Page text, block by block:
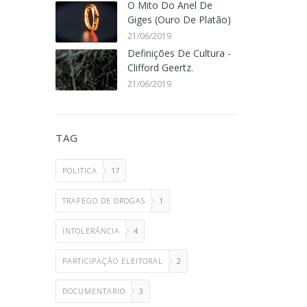
O Mito Do Anel De
Giges (Ouro De Platão)
21/06/2019
Definições De Cultura -
Clifford Geertz.
21/06/2019
TAG
POLITICA 17
TRAFEGO DE DROGAS 1
INTOLERÂNCIA 4
PARTICIPAÇÃO ELEITORAL 2
DOCUMENTARIO 3